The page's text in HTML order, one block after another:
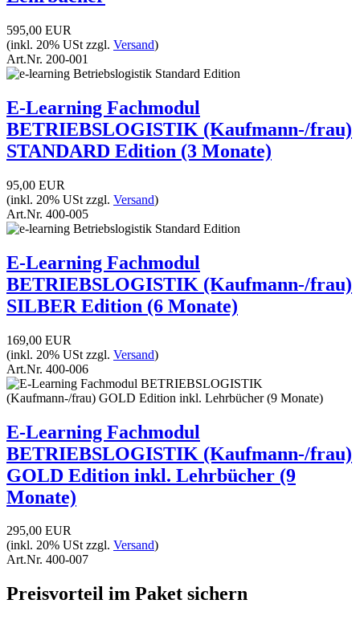
595,00 EUR
(inkl. 20% USt zzgl. Versand)
Art.Nr. 200-001
E-Learning Fachmodul
BETRIEBSLOGISTIK (Kaufmann-/frau)
STANDARD Edition (3 Monate)
95,00 EUR
(inkl. 20% USt zzgl. Versand)
Art.Nr. 400-005
E-Learning Fachmodul
BETRIEBSLOGISTIK (Kaufmann-/frau)
SILBER Edition (6 Monate)
169,00 EUR
(inkl. 20% USt zzgl. Versand)
Art.Nr. 400-006
E-Learning Fachmodul
BETRIEBSLOGISTIK (Kaufmann-/frau)
GOLD Edition inkl. Lehrbücher (9
Monate)
295,00 EUR
(inkl. 20% USt zzgl. Versand)
Art.Nr. 400-007
Preisvorteil im Paket sichern